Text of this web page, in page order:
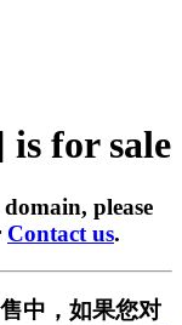
is for sale
please
Contact us.
中，如果您对